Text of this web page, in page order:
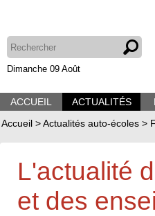
Dimanche 09 Août
ACCUEIL ACTUALITÉS
Accueil >Actualités auto-écoles >
L'actualité
et des